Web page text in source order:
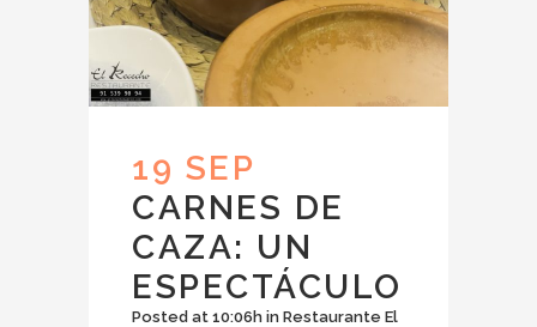
19 SEP
CARNES DE
CAZA: UN
ESPECTÁCULO
Posted at 10:06h in Restaurante El